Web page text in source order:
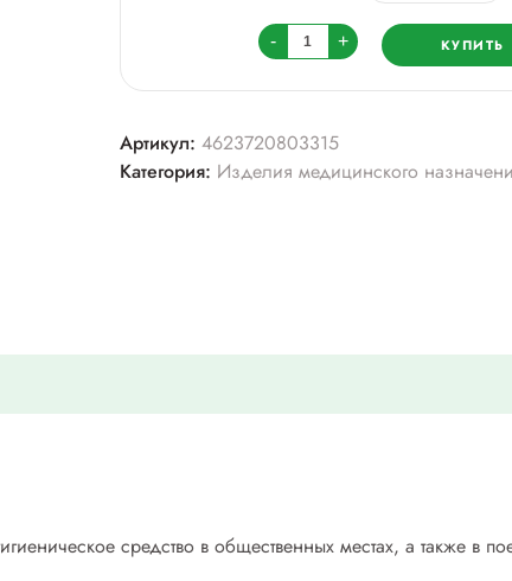
-
Количество
товара
Покрытие
сиденье
унитаза
+ КУПИТЬ
Артикул: 4623720803315
Категория: Изделия медицинского
средство в общественных местах, а также в